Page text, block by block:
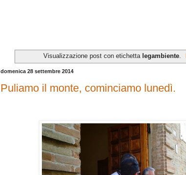
Visualizzazione post con etichetta legambiente.
domenica 28 settembre 2014
Puliamo il monte, cominciamo lunedì.